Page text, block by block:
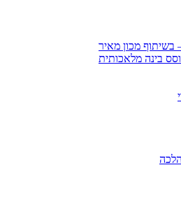
בשיתוף מכון מאיר
בינה מלאכותית